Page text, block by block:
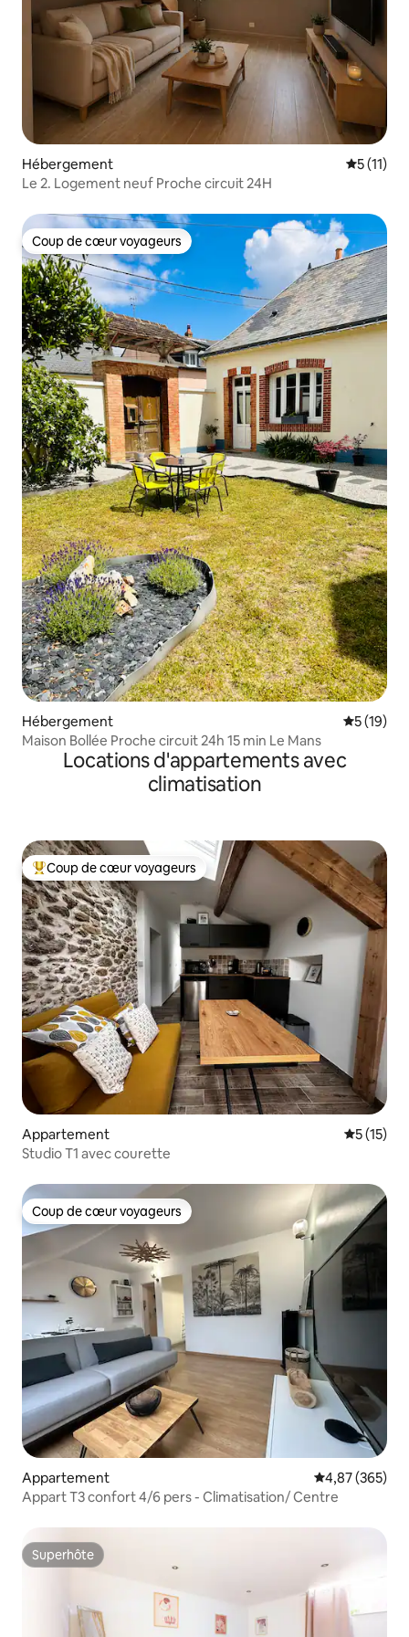
Hébergement
5 (11)
Le 2. Logement neuf Proche circuit 24H
Coup de cœur voyageurs
Coup de cœur voyageurs
Hébergement
5 (19)
Maison Bollée Proche circuit 24h 15 min Le Mans
Locations d'appartements avec
climatisation
Coups de cœur voyageurs les plus appréciés
Coup de cœur voyageurs
Appartement
5 (15)
Studio T1 avec courette
Coup de cœur voyageurs
Coup de cœur voyageurs
Appartement Évaluation
4,87 (365)
Appart T3 confort 4/6 pers - Climatisation/ Centre
Superhôte
Superhôte